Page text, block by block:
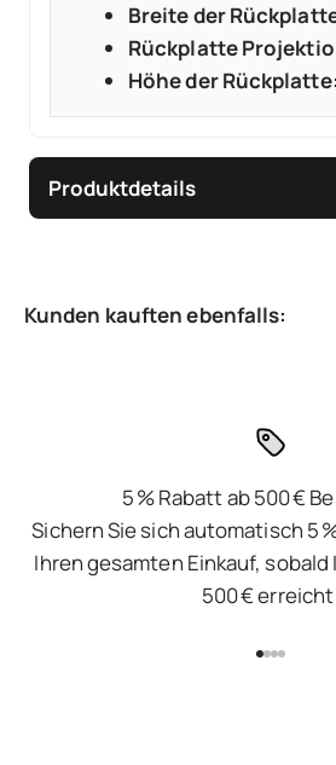
Breite der
Rückplatte
Höhe der Rückplatte:
Produktdetails
5 % Rabatt ab 500 €
Sichern Sie sich automatisch 5
Ihren gesamten Einkauf,
500 €